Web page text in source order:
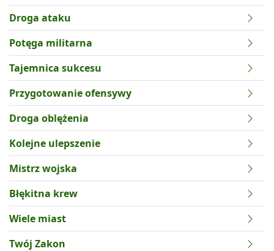
Droga ataku
Potęga militarna
Tajemnica sukcesu
Przygotowanie ofensywy
Droga oblężenia
Kolejne ulepszenie
Mistrz wojska
Błękitna krew
Wiele miast
Twój Zakon